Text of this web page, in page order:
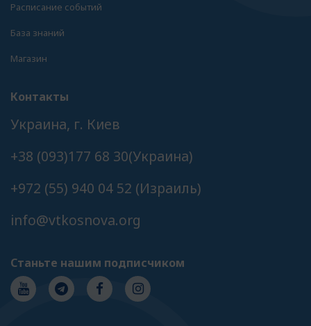
Расписание событий
База знаний
Магазин
Контакты
Украина, г. Киев
+38 (093)177 68 30(Украина)
+972 (55) 940 04 52 (Израиль)
info@vtkosnova.org
Станьте нашим подписчиком